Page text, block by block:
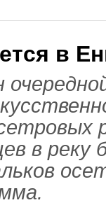
в
в реку